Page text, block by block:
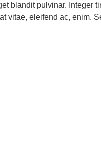
blandit pulvinar. Integer
vitae, eleifend ac, enim.